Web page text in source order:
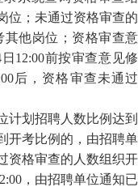
位；未通过资格审查的
其他岗位；资格审查意
日1 2:00前按审查意见修
后，资格审查未通过
计划招聘人数比例达到
开考比例的，由招聘单
资格审查的人数组织开
2:00，由招聘单位通知已